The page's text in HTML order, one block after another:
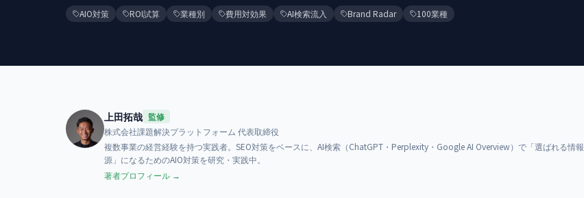
AIO対策 ROI試算 業種別 費用対効果 AI検索流入 Brand Radar 100業種
上田拓哉 監修
株式会社課題解決プラットフォーム 代表取締役
複数事業の経営経験を持つ実践者。SEO対策をベースに、AI検索（ChatGPT・Perplexity・Google AI Overview）で「選ばれる情報
源」になるためのAIO対策を研究・実践中。
著者プロフィール →